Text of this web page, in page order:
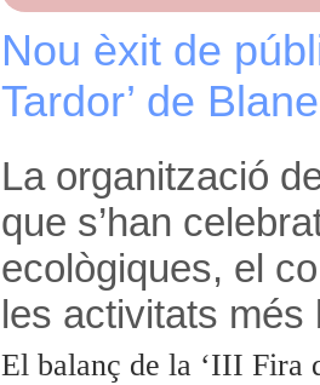
Nou èxit de
Tardor’ de
La organització
que s’han
ecològiques, el
les activitats més
El balanç de la ‘III Fira